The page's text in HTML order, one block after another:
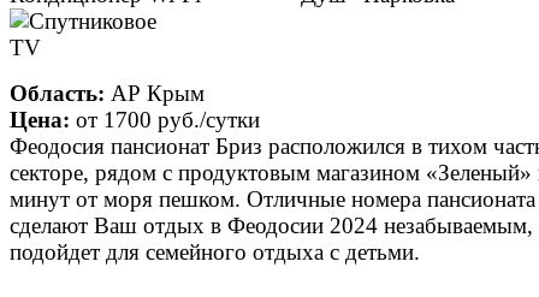
Область: АР Крым
Цена: от 1700 руб./сутки
Феодосия пансионат Бриз расположился в тихом
секторе, рядом с продуктовым магазином «Зеленый»
минут от моря пешком. Отличные номера
сделают Ваш отдых в Феодосии 2024 незабываемым,
подойдет для семейного отдыха с детьми.